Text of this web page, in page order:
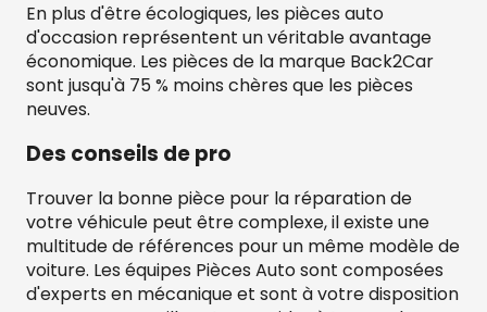
En plus d'être écologiques, les pièces auto
d'occasion représentent un véritable avantage
économique. Les pièces de la marque Back2Car
sont jusqu'à 75 % moins chères que les pièces
neuves.
Des conseils de pro
Trouver la bonne pièce pour la réparation de
votre véhicule peut être complexe, il existe une
multitude de références pour un même modèle de
voiture. Les équipes Pièces Auto sont composées
d'experts en mécanique et sont à votre disposition